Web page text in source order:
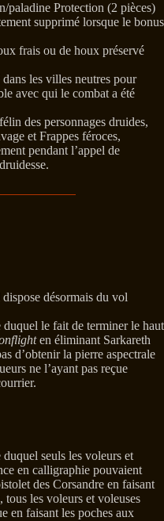
paladine Protection (2 pièces)
supprimé lorsque le bonus
frais ou de houx préservé
les villes neutres pour
avec qui le combat a été
des personnages druides,
et Frappes féroces,
pendant l’appel de
désormais du vol
le fait de terminer le haut
en éliminant Sarkareth
d’obtenir la pierre aspectrale
ne l’ayant pas reçue
seuls les voleurs et
en calligraphie pouvaient
des Corsandre en faisant
tous les voleurs et voleuses
en faisant les poches aux